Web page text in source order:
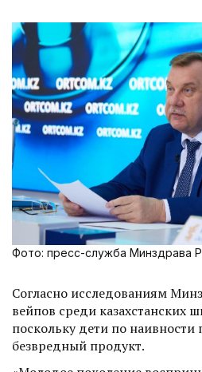
Фото: пресс-служба Минздрава
Согласно исследованиям
вейпов среди казахстанских
поскольку дети по наивности
безвредный продукт.